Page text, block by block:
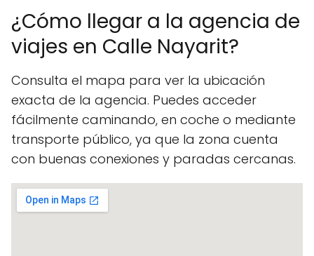
¿Cómo llegar a la agencia de
viajes en Calle Nayarit?
Consulta el mapa para ver la ubicación
exacta de la agencia. Puedes acceder
fácilmente caminando, en coche o mediante
transporte público, ya que la zona cuenta
con buenas conexiones y paradas cercanas.